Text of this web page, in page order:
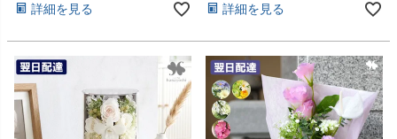
詳細を見る 詳細を見る